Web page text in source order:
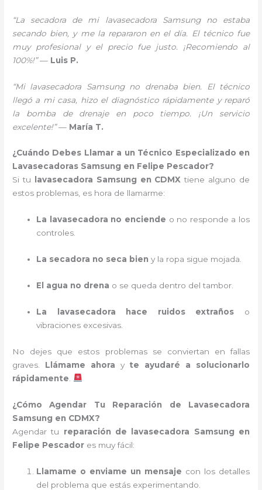
“La secadora de mi lavasecadora Samsung no estaba
secando bien, y me la repararon en el día. El técnico fue
muy profesional y el precio fue justo. ¡Recomiendo al
100%!”— Luis P.
“Mi lavasecadora Samsung no drenaba bien. El técnico
llegó a mi casa, hizo el diagnóstico rápidamente y reparó
la bomba de drenaje en poco tiempo. ¡Un servicio
excelente!”— María T.
¿Cuándo Debes Llamar a un Técnico Especializado en
Lavasecadoras Samsung en Felipe Pescador?
Si tu
lavasecadora Samsung en CDMX tiene alguno de
estos problemas, es hora de llamarme:
La lavasecadora no enciende o no responde a los
controles.
La secadora no seca bien y la ropa sigue mojada.
El agua no drena o se queda dentro del tambor.
La lavasecadora hace ruidos extraños o
vibraciones excesivas.
No dejes que estos problemas se conviertan en fallas
graves. Llámame ahora y te ayudaré a solucionarlo
rápidamente
¿Cómo Agendar Tu Reparación de Lavasecadora
Samsung en CDMX?
Agendar tu reparación de lavasecadora Samsung en
Felipe Pescador es muy fácil:
Llamame o enviame un mensaje con los detalles
del problema que estás experimentando.